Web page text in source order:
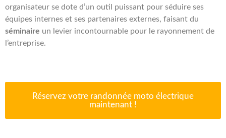
organisateur se dote d’un outil puissant pour séduire ses
équipes internes et ses partenaires externes, faisant du
séminaire un levier incontournable pour le rayonnement de
l’entreprise.
Réservez votre randonnée moto électrique
maintenant !